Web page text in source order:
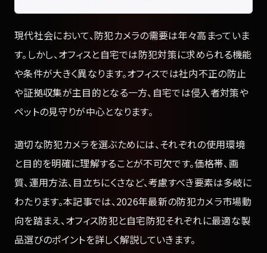
現代社会において、防犯カメラの需要は年々高まっていま
す。しかし、オフィスと自宅では防犯対策に求められる機能
や条件が大きく異なります。オフィスでは社内不正の防止
や証拠収集が主目的となる一方、自宅では侵入者対策や
ペットの見守りが中心となります。
適切な防犯カメラを選ぶためには、それぞれの使用環境
と目的を明確に理解することが不可欠です。価格帯、画
質、運用方法、目立ちにくさなど、考慮すべき要素は多岐に
わたります。本記事では、2026年最新の防犯カメラ市場動
向を踏まえ、オフィス防犯と自宅防犯それぞれに最適な製
品選びのポイントを詳しく解説していきます。